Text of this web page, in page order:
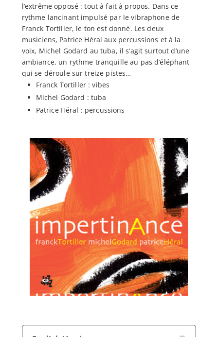
l’extrême opposé : tout à fait à propos. Dans ce
rythme lancinant impulsé par le vibraphone de
Franck Tortiller, le ton est donné. Les deux
musiciens, Patrice Héral aux percussions et à la
voix, Michel Godard au tuba, il s’agit surtout d’une
ambiance, un rythme tranquille au pas d’éléphant
qui se déroule sur treize pistes…
Franck Tortiller : vibes
Michel Godard : tuba
Patrice Héral : percussions